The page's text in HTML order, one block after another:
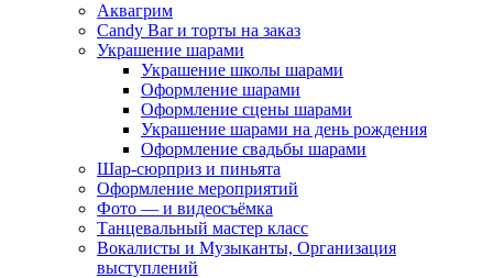
Аквагрим
Candy Bar и торты на заказ
Украшение шарами
Украшение школы шарами
Оформление шарами
Оформление сцены шарами
Украшение шарами на день рождения
Оформление свадьбы шарами
Шар-сюрприз и пиньята
Оформление мероприятий
Фото — и видеосъёмка
Танцевальный мастер класс
Вокалисты и Музыканты, Организация
выступлений